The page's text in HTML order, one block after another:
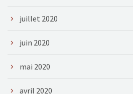
juillet 2020
juin 2020
mai 2020
avril 2020